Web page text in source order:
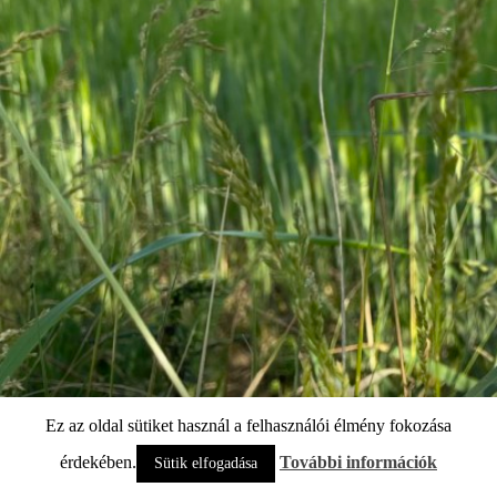
Ez az oldal sütiket használ a felhasználói élmény fokozása
érdekében.
Sütik elfogadása További információk